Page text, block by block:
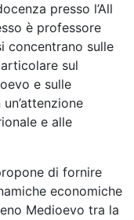
presso l’All
è professore
concentrano sulle
sul
e sulle
e alle
di fornire
economiche
Medioevo tra la